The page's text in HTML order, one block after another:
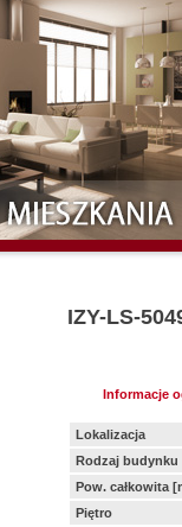
IZY-LS-
Informacje
Lokalizacja
Rodzaj budynku
Pow. całkowita
Piętro